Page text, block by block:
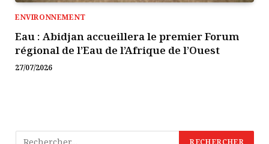
ENVIRONNEMENT
Eau : Abidjan accueillera le premier Forum
régional de l’Eau de l’Afrique de l’Ouest
27/07/2026